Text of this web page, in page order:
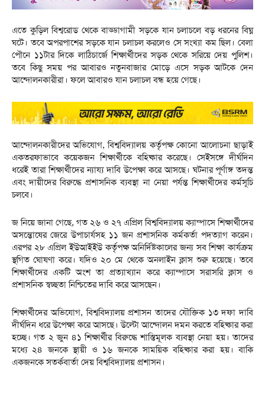
এতে কুড়িল বিশ্বরোড থেকে বাড্ডাগামী সড়কে যান চলাচলে বড় ধরনের বিঘ্ন
ঘটে। তবে অপরপাশের সড়কে যান চলাচল করলেও সে সংখ্যা কম ছিল। বেলা
পৌনে ১১টার দিকে লাঠিচার্জে শিক্ষার্থীদের সড়ক থেকে সরিয়ে দেয় পুলিশ।
তবে কিছু সময় পর আবারও নতুনবাজার মোড়ে এসে সড়ক আটকে দেন
আন্দোলনকারীরা। ফলে আবারও যান চলাচল বন্ধ হয়ে গেছে।
আন্দোলনকারীদের অভিযোগ, বিশ্ববিদ্যালয় কর্তৃপক্ষ কোনো আলোচনা ছাড়াই
একতরফাভাবে কয়েকজন শিক্ষার্থীকে বহিষ্কার করেছে। সেইসঙ্গে দীর্ঘদিন
ধরেই তারা শিক্ষার্থীদের ন্যায্য দাবি উপেক্ষা করে আসছে। ঘটনার পূর্ণাঙ্গ তদন্ত
এবং দায়ীদের বিরুদ্ধে প্রশাসনিক ব্যবস্থা না নেয়া পর্যন্ত শিক্ষার্থীদের কর্মসূচি
চলবে।
জ নিয়ে জানা গেছে, গত ২৬ ও ২৭ এপ্রিল বিশ্ববিদ্যালয় ক্যাম্পাসে শিক্ষার্থীদের
অসন্তোষের জেরে উপাচার্যসহ ১১ জন প্রশাসনিক কর্মকর্তা পদত্যাগ করেন।
এরপর ২৮ এপ্রিল ইউআইইউ কর্তৃপক্ষ অনির্দিষ্টকালের জন্য সব শিক্ষা কার্যক্রম
স্থগিত ঘোষণা করে। যদিও ২০ মে থেকে অনলাইন ক্লাস শুরু হয়েছে। তবে
শিক্ষার্থীদের একটি অংশ তা প্রত্যাখ্যান করে ক্যাম্পাসে সরাসরি ক্লাস ও
প্রশাসনিক স্বচ্ছতা নিশ্চিতের দাবি করে আসছেন।
শিক্ষার্থীদের অভিযোগ, বিশ্ববিদ্যালয় প্রশাসন তাদের যৌক্তিক ১৩ দফা দাবি
দীর্ঘদিন ধরে উপেক্ষা করে আসছে। উল্টো আন্দোলন দমন করতে বহিষ্কার করা
হচ্ছে। গত ২ জুন ৪১ শিক্ষার্থীর বিরুদ্ধে শাস্তিমূলক ব্যবস্থা নেয়া হয়। তাদের
মধ্যে ২৪ জনকে স্থায়ী ও ১৬ জনকে সাময়িক বহিষ্কার করা হয়। বাকি
একজনকে সতর্কবার্তা দেয় বিশ্ববিদ্যালয় প্রশাসন।